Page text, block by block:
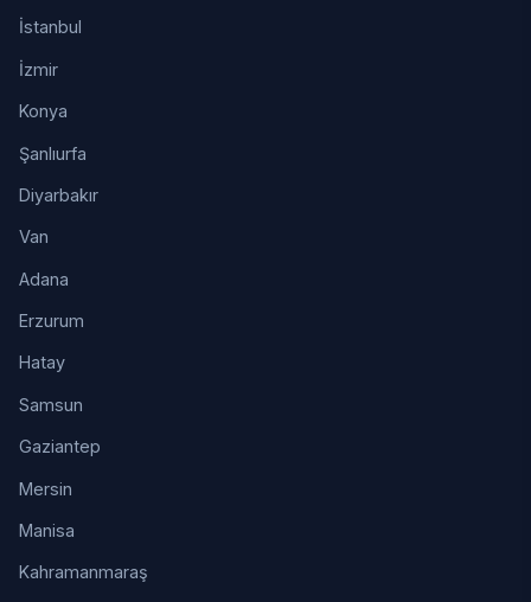
İstanbul
İzmir
Konya
Şanlıurfa
Diyarbakır
Van
Adana
Erzurum
Hatay
Samsun
Gaziantep
Mersin
Manisa
Kahramanmaraş